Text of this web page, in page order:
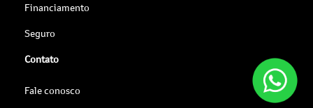
Financiamento
Seguro
Contato
Fale conosco